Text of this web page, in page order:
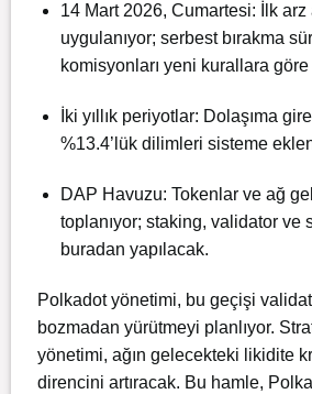
14 Mart 2026, Cumartesi: İlk arz
uygulanıyor; serbest bırakma
komisyonları yeni kurallara
İki yıllık periyotlar: Dolaşıma
%13.4’lük dilimleri sisteme
DAP Havuzu: Tokenlar ve ağ
toplanıyor; staking, validator ve
buradan yapılacak.
Polkadot yönetimi, bu geçişi
bozmadan yürütmeyi planlıyor.
yönetimi, ağın gelecekteki likidite
direncini artıracak. Bu hamle,